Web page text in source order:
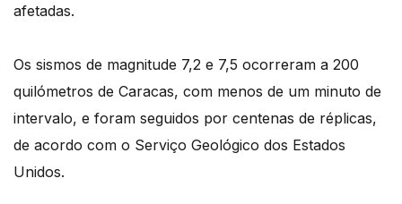
afetadas.
Os sismos de magnitude 7,2 e 7,5 ocorreram a 200
quilómetros de Caracas, com menos de um minuto de
intervalo, e foram seguidos por centenas de réplicas,
de acordo com o Serviço Geológico dos Estados
Unidos.